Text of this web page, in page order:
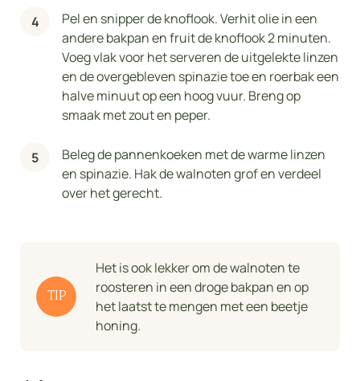
Pel en snipper de knoflook. Verhit olie in een
andere bakpan en fruit de knoflook 2 minuten.
Voeg vlak voor het serveren de uitgelekte linzen
en de overgebleven spinazie toe en roerbak een
halve minuut op een hoog vuur. Breng op
smaak met zout en peper.
Beleg de pannenkoeken met de warme linzen
en spinazie. Hak de walnoten grof en verdeel
over het gerecht.
TIP
Het is ook lekker om de walnoten te
roosteren in een droge bakpan en op
het laatst te mengen met een beetje
honing.